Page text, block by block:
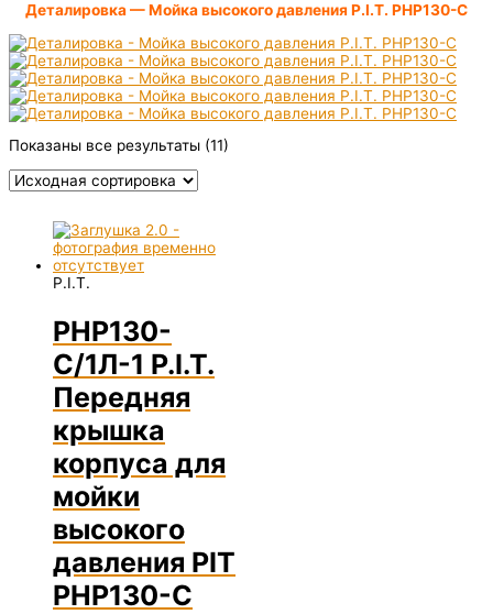
Деталировка — Мойка высокого давления P.I.T. PHP130-C
Показаны все результаты (11)
P.I.T.
PHP130-
C/1Л-1 P.I.T.
Передняя
крышка
корпуса для
мойки
высокого
давления PIT
PHP130-C